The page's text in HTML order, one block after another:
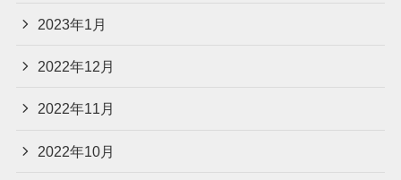
2023年1月
2022年12月
2022年11月
2022年10月